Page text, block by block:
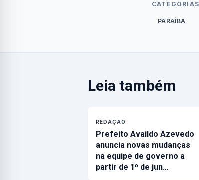
CATEGORIAS
PARAÍBA
Leia também
REDAÇÃO
Prefeito Availdo Azevedo
anuncia novas mudanças
na equipe de governo a
partir de 1º de jun…